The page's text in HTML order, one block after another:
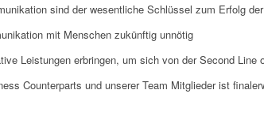
sind der wesentliche Schlüssel zum Erfolg
mit Menschen zukünftig unnötig
Leistungen erbringen, um sich von der Second Line
Counterparts und unserer Team Mitglieder ist